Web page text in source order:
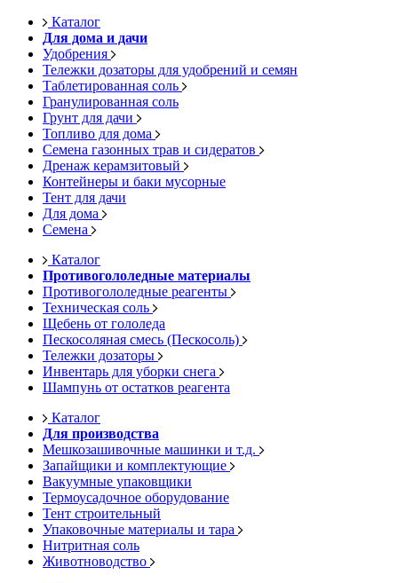
Каталог
Для дома и дачи
Удобрения
Тележки дозаторы для удобрений и семян
Таблетированная соль
Гранулированная соль
Грунт для дачи
Топливо для дома
Семена газонных трав и сидератов
Дренаж керамзитовый
Контейнеры и баки мусорные
Тент для дачи
Для дома
Семена
Каталог
Противогололедные материалы
Противогололедные реагенты
Техническая соль
Щебень от гололеда
Пескосоляная смесь (Пескосоль)
Тележки дозаторы
Инвентарь для уборки снега
Шампунь от остатков реагента
Каталог
Для производства
Мешкозашивочные машинки и т.д.
Запайщики и комплектующие
Вакуумные упаковщики
Термоусадочное оборудование
Тент строительный
Упаковочные материалы и тара
Нитритная соль
Животноводство